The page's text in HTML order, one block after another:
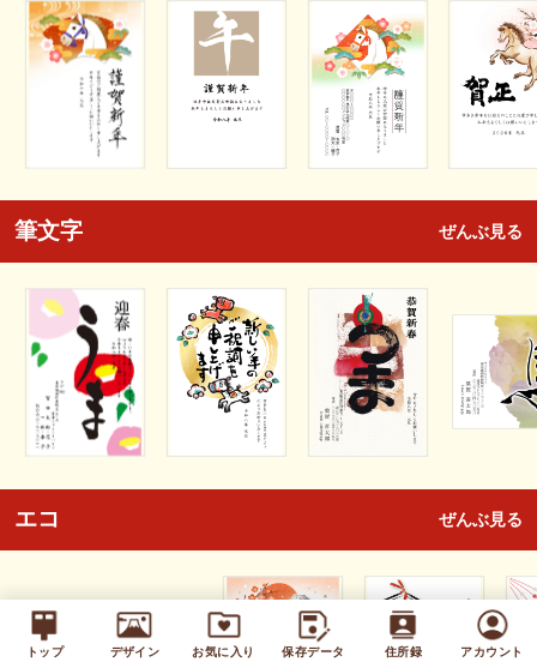
トップ デザイン お気に入り 保存データ 住所録 アカウント
筆文字 ぜんぶ見る
エコ ぜんぶ見る